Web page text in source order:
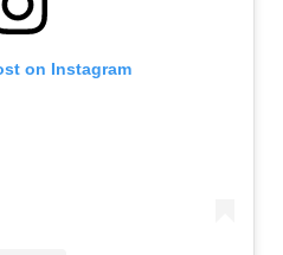
on Instagram